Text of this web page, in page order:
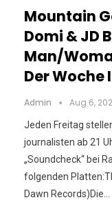
Mountain
Domi & JD
Man/
Der Woche
Admin Aug 6,
Jeden Freitag
journalisten ab 21
„Soundcheck“ bei
folgenden
Dawn Records)Die…